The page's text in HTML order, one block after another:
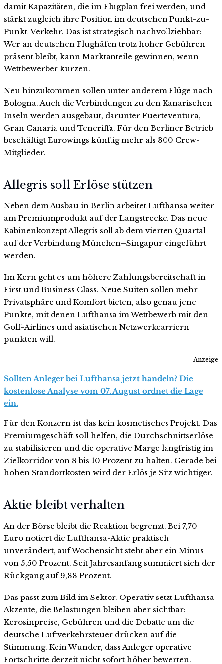
damit Kapazitäten, die im Flugplan frei werden, und
stärkt zugleich ihre Position im deutschen Punkt-zu-
Punkt-Verkehr. Das ist strategisch nachvollziehbar:
Wer an deutschen Flughäfen trotz hoher Gebühren
präsent bleibt, kann Marktanteile gewinnen, wenn
Wettbewerber kürzen.
Neu hinzukommen sollen unter anderem Flüge nach
Bologna. Auch die Verbindungen zu den Kanarischen
Inseln werden ausgebaut, darunter Fuerteventura,
Gran Canaria und Teneriffa. Für den Berliner Betrieb
beschäftigt Eurowings künftig mehr als 300 Crew-
Mitglieder.
Allegris soll Erlöse stützen
Neben dem Ausbau in Berlin arbeitet Lufthansa weiter
am Premiumprodukt auf der Langstrecke. Das neue
Kabinenkonzept Allegris soll ab dem vierten Quartal
auf der Verbindung München–Singapur eingeführt
werden.
Im Kern geht es um höhere Zahlungsbereitschaft in
First und Business Class. Neue Suiten sollen mehr
Privatsphäre und Komfort bieten, also genau jene
Punkte, mit denen Lufthansa im Wettbewerb mit den
Golf-Airlines und asiatischen Netzwerkcarriern
punkten will.
Anzeige
Sollten Anleger bei Lufthansa jetzt handeln? Die
kostenlose Analyse vom 07. August ordnet die Lage
ein.
Für den Konzern ist das kein kosmetisches Projekt. Das
Premiumgeschäft soll helfen, die Durchschnittserlöse
zu stabilisieren und die operative Marge langfristig im
Zielkorridor von 8 bis 10 Prozent zu halten. Gerade bei
hohen Standortkosten wird der Erlös je Sitz wichtiger.
Aktie bleibt verhalten
An der Börse bleibt die Reaktion begrenzt. Bei 7,70
Euro notiert die Lufthansa-Aktie praktisch
unverändert, auf Wochensicht steht aber ein Minus
von 5,50 Prozent. Seit Jahresanfang summiert sich der
Rückgang auf 9,88 Prozent.
Das passt zum Bild im Sektor. Operativ setzt Lufthansa
Akzente, die Belastungen bleiben aber sichtbar:
Kerosinpreise, Gebühren und die Debatte um die
deutsche Luftverkehrsteuer drücken auf die
Stimmung. Kein Wunder, dass Anleger operative
Fortschritte derzeit nicht sofort höher bewerten.